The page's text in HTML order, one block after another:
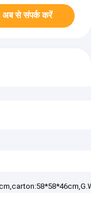
अब से संपर्क करें